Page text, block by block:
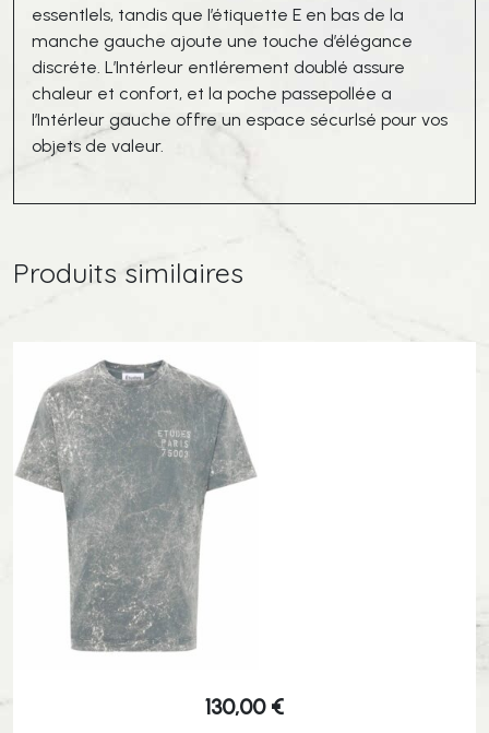
essentlels, tandis que I’étiquette E en bas de la
manche gauche ajoute une touche d’élégance
discréte. L’Intérleur entlérement doublé assure
chaleur et confort, et la poche passepollée a
I’Intérleur gauche offre un espace sécurlsé pour vos
objets de valeur.
Produits similaires
130,00 €